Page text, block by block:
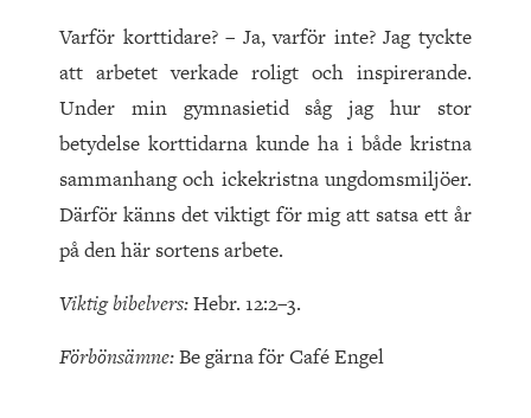
Varför korttidare? – Ja, varför inte? Jag tyckte
att arbetet verkade roligt och inspirerande.
Under min gymnasietid såg jag hur stor
betydelse korttidarna kunde ha i både kristna
sammanhang och ickekristna ungdomsmiljöer.
Därför känns det viktigt för mig att satsa ett år
på den här sortens arbete.
Viktig bibelvers:Hebr. 12:2–3.
Förbönsämne:Be gärna för Café Engel